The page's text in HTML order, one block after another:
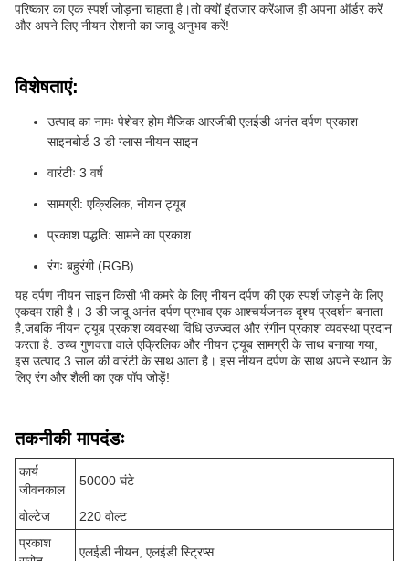
परिष्कार का एक स्पर्श जोड़ना चाहता है।तो क्यों इंतजार करेंआज ही अपना ऑर्डर करें
और अपने लिए नीयन रोशनी का जादू अनुभव करें!
विशेषताएं:
उत्पाद का नामः पेशेवर होम मैजिक आरजीबी एलईडी अनंत दर्पण प्रकाश
साइनबोर्ड 3 डी ग्लास नीयन साइन
वारंटीः 3 वर्ष
सामग्री: एक्रिलिक, नीयन ट्यूब
प्रकाश पद्धति: सामने का प्रकाश
रंगः बहुरंगी (RGB)
यह दर्पण नीयन साइन किसी भी कमरे के लिए नीयन दर्पण की एक स्पर्श जोड़ने के लिए
एकदम सही है। 3 डी जादू अनंत दर्पण प्रभाव एक आश्चर्यजनक दृश्य प्रदर्शन बनाता
है,जबकि नीयन ट्यूब प्रकाश व्यवस्था विधि उज्ज्वल और रंगीन प्रकाश व्यवस्था प्रदान
करता है. उच्च गुणवत्ता वाले एक्रिलिक और नीयन ट्यूब सामग्री के साथ बनाया गया,
इस उत्पाद 3 साल की वारंटी के साथ आता है। इस नीयन दर्पण के साथ अपने स्थान के
लिए रंग और शैली का एक पॉप जोड़ें!
तकनीकी मापदंडः
कार्य
जीवनकाल
50000 घंटे
वोल्टेज
220 वोल्ट
प्रकाश
एलईडी नीयन, एलईडी स्ट्रिप्स